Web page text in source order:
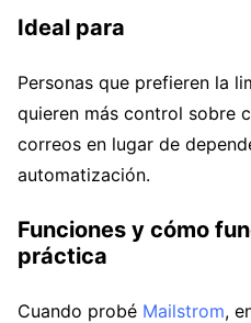
Ideal para
Personas que prefieren la
quieren más control sobre
correos en lugar de
automatización.
Funciones y cómo
práctica
Cuando probé Mailstrom,